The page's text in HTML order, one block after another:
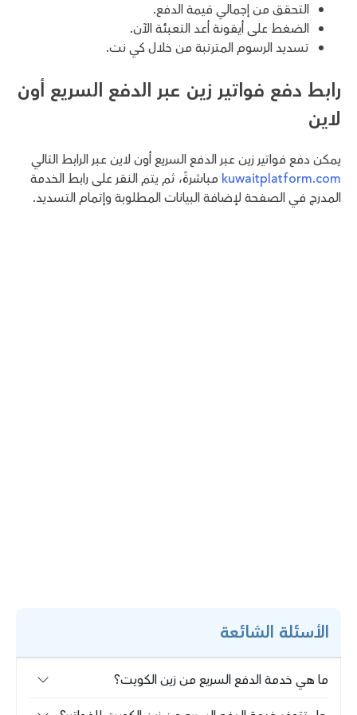
التحقق من إجمالي قيمة الدفع.
الضغط على أيقونة أعد التعبئة الآن.
تسديد الرسوم المترتبة من خلال كي نت.
رابط دفع فواتير زين عبر الدفع السريع أون
لاين
يمكن دفع فواتير زين عبر الدفع السريع أون لاين عبر الرابط التالي
kuwaitplatform.com مباشرةً، ثم يتم النقر على رابط الخدمة
المدرج في الصفحة لإضافة البيانات المطلوبة وإتمام التسديد.
الأسئلة الشائعة
ما هي خدمة الدفع السريع من زين الكويت؟
ما هي خدمة الدفع السريع من زين الكويت؟